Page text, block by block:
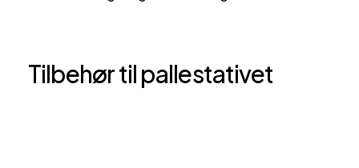
Tilbehør til pallestativet